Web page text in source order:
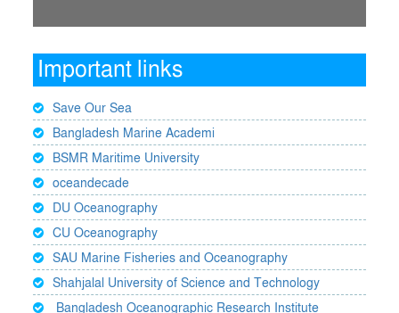
Important links
Save Our Sea
Bangladesh Marine Academi
BSMR Maritime University
oceandecade
DU Oceanography
CU Oceanography
SAU Marine Fisheries and Oceanography
Shahjalal University of Science and Technology
Bangladesh Oceanographic Research Institute